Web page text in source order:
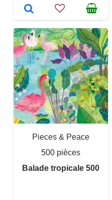
Pieces & Peace
500 pièces
Balade tropicale 500